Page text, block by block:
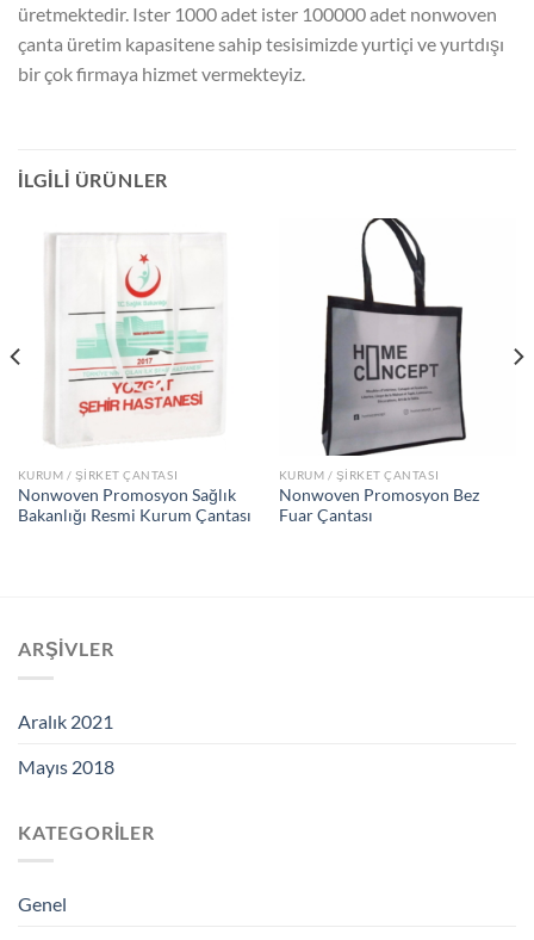
üretmektedir. Ister 1000 adet ister 100000 adet nonwoven
çanta üretim kapasitene sahip tesisimizde yurtiçi ve yurtdışı
bir çok firmaya hizmet vermekteyiz.
İLGILI ÜRÜNLER
KURUM / ŞİRKET ÇANTASI
Nonwoven Promosyon Sağlık
Bakanlığı Resmi Kurum Çantası
KURUM / ŞİRKET ÇANTASI
Nonwoven Promosyon Bez
Fuar Çantası
ARŞIVLER
Aralık 2021
Mayıs 2018
KATEGORILER
Genel